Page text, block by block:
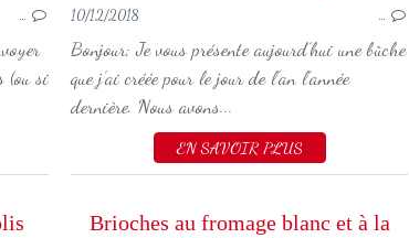
10/12/2018 …
Bonjour; Je vous présente aujourd’hui une bûche
que j’ai créée pour le jour de l’an l’année
dernière. Nous avons...
EN SAVOIR PLUS
THERMOMIX
…
(ou si
Brioches au fromage blanc et à la